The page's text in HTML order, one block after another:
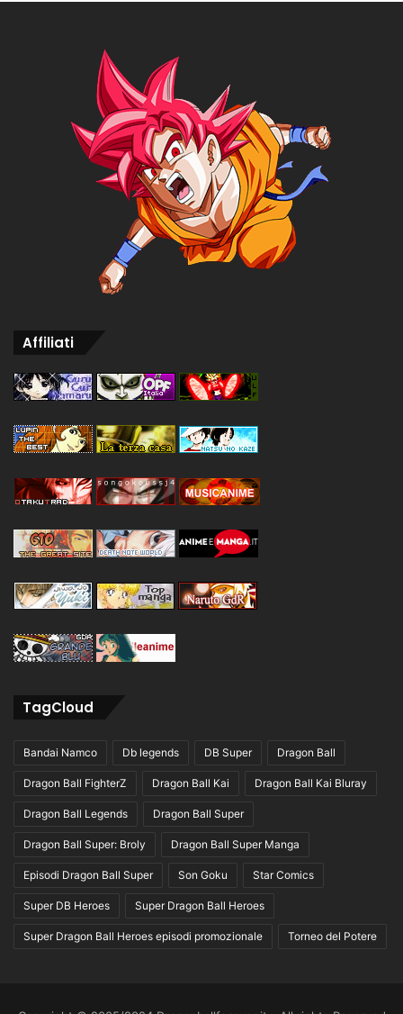
Affiliati
TagCloud
Bandai Namco Db legends DB Super Dragon Ball
Dragon Ball FighterZ Dragon Ball Kai Dragon Ball Kai Bluray
Dragon Ball Legends Dragon Ball Super
Dragon Ball Super: Broly Dragon Ball Super Manga
Episodi Dragon Ball Super Son Goku Star Comics
Super DB Heroes Super Dragon Ball Heroes
Super Dragon Ball Heroes episodi promozionale Torneo del Potere